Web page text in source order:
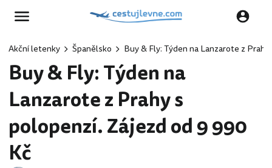
Akční letenky Španělsko Buy & Fly: Týden na Lanzarote z
Buy & Fly: Týden na
Lanzarote z Prahy s
polopenzí. Zájezd od 9 990
Kč